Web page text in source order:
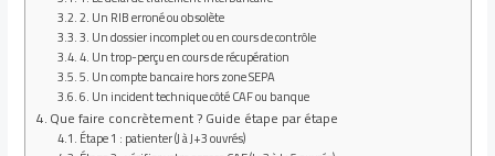
2. Un RIB erroné ou obsolète
3. Un dossier incomplet ou en cours de contrôle
4. Un trop-perçu en cours de récupération
5. Un compte bancaire hors zone SEPA
6. Un incident technique côté CAF ou banque
Que faire concrètement ? Guide étape par étape
Étape 1 : patienter (J à J+3 ouvrés)